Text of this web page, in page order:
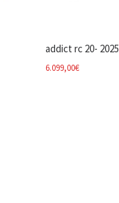
addict rc 20- 2025
6.099,00€